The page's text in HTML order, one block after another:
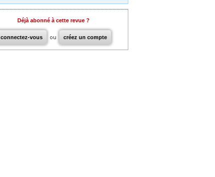
Déjà abonné à cette revue ?
connectez-vous ou créez un compte